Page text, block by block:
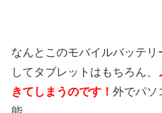
なんとこのモバイルバッテ
してタブレットはもちろん、
きてしまうのです！ 外でパソ